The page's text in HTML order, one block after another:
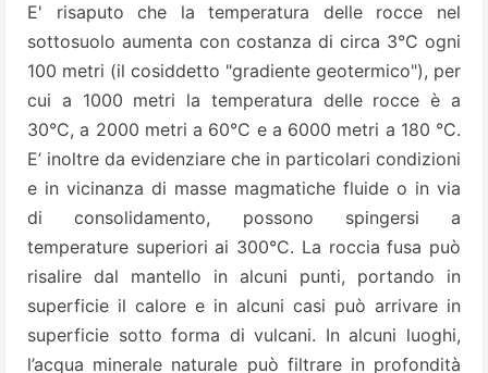
E' risaputo che la temperatura delle rocce nel
sottosuolo aumenta con costanza di circa 3°C ogni
100 metri (il cosiddetto "gradiente geotermico"), per
cui a 1000 metri la temperatura delle rocce è a
30°C, a 2000 metri a 60°C e a 6000 metri a 180 °C.
E’ inoltre da evidenziare che in particolari condizioni
e in vicinanza di masse magmatiche fluide o in via
di consolidamento, possono spingersi a
temperature superiori ai 300°C. La roccia fusa può
risalire dal mantello in alcuni punti, portando in
superficie il calore e in alcuni casi può arrivare in
superficie sotto forma di vulcani. In alcuni luoghi,
l’acqua minerale naturale può filtrare in profondità